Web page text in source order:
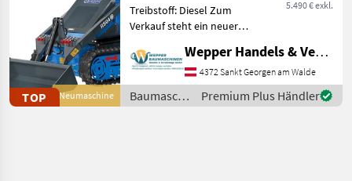
TOP Neumaschine
5.490 € exkl.
Treibstoff: Diesel Zum
Verkauf steht ein neuer
extrem kompakt, wendig
und vielseitig einsetzbar.
Der RS04 eignet sich
hervorragend für L
Wepper Handels & Vermietungs GmbH
4372 Sankt Georgen am Walde
Baumaschinen
/ Rippa
Premium Plus Händler